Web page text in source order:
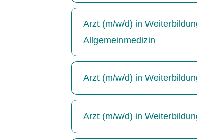
Arzt (m/w/d) in
Allgemeinmedizin
Arzt (m/w/d) in
Arzt (m/w/d) in